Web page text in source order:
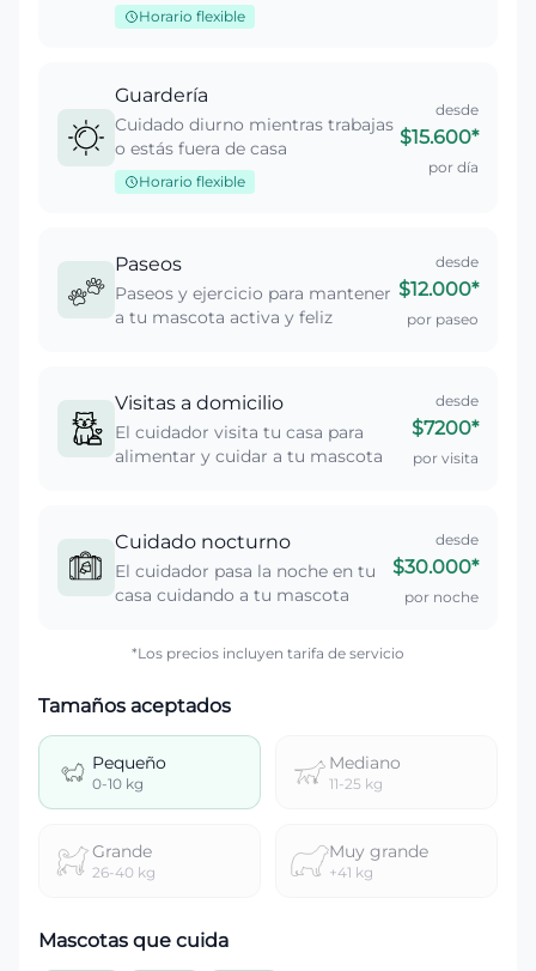
Horario flexible
Guardería
Cuidado diurno mientras trabajas
o estás fuera de casa
Horario flexible
desde
$15.600*
por día
Paseos
Paseos y ejercicio para mantener
a tu mascota activa y feliz
desde
$12.000*
por paseo
Visitas a domicilio
El cuidador visita tu casa para
alimentar y cuidar a tu mascota
desde
$7200*
por visita
Cuidado nocturno
El cuidador pasa la noche en tu
casa cuidando a tu mascota
desde
$30.000*
por noche
*Los precios incluyen tarifa de servicio
Tamaños aceptados
Pequeño
0-10 kg
Mediano
11-25 kg
Grande
26-40 kg
Muy grande
+41 kg
Mascotas que cuida